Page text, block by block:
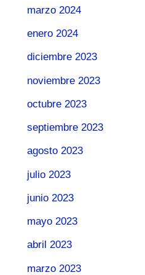
marzo 2024
enero 2024
diciembre 2023
noviembre 2023
octubre 2023
septiembre 2023
agosto 2023
julio 2023
junio 2023
mayo 2023
abril 2023
marzo 2023